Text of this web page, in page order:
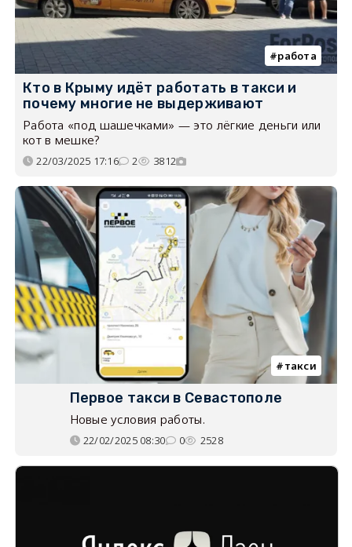
работа
Кто в Крыму идёт работать в такси и
почему многие не выдерживают
Работа «под шашечками» — это лёгкие деньги или
кот в мешке?
22/03/2025 17:16 2 3812
такси
Первое такси в Севастополе
Новые условия работы.
22/02/2025 08:30 0 2528